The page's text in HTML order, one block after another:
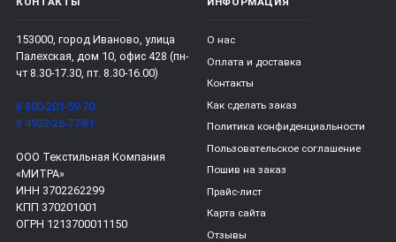
153000, город Иваново, улица
Палехская, дом 10, офис 428 (пн-
чт 8.30-17.30, пт. 8.30-16.00)
8 800-201-59-70
8 4932-26-77-81
ООО Текстильная Компания
«МИТРА»
ИНН 3702262299
КПП 370201001
ОГРН 1213700011150
О нас
Оплата и доставка
Контакты
Как сделать заказ
Политика конфиденциальности
Пользовательское соглашение
Пошив на заказ
Прайс-лист
Карта сайта
Отзывы